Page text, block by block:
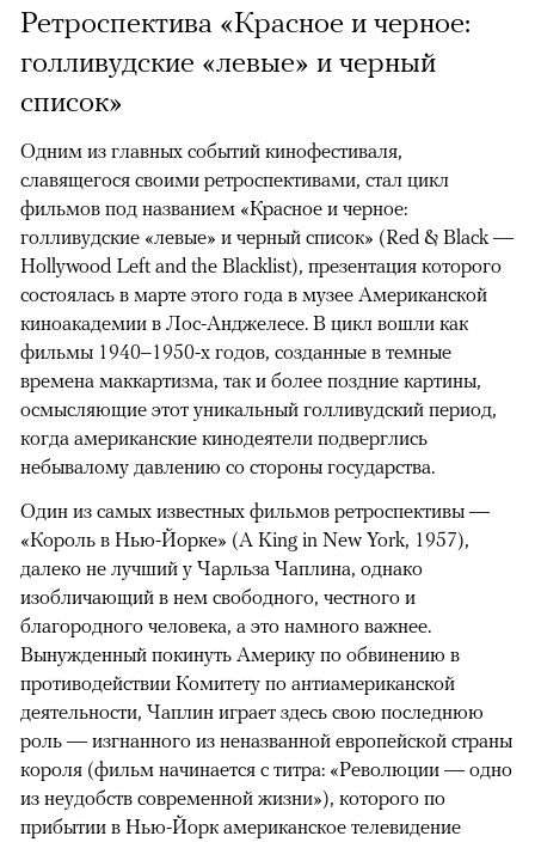
Ретроспектива «Красное и черное:
голливудские «левые» и черный
список»
Одним из главных событий кинофестиваля,
славящегося своими ретроспективами, стал цикл
фильмов под названием «Красное и черное:
голливудские «левые» и черный список» (Red & Black —
Hollywood Left and the Blacklist), презентация которого
состоялась в марте этого года в музее Американской
киноакадемии в Лос-Анджелесе. В цикл вошли как
фильмы 1940–1950-х годов, созданные в темные
времена маккартизма, так и более поздние картины,
осмысляющие этот уникальный голливудский период,
когда американские кинодеятели подверглись
небывалому давлению со стороны государства.
Один из самых известных фильмов ретроспективы —
«Король в Нью-Йорке» (A King in New York, 1957),
далеко не лучший у Чарльза Чаплина, однако
изобличающий в нем свободного, честного и
благородного человека, а это намного важнее.
Вынужденный покинуть Америку по обвинению в
противодействии Комитету по антиамериканской
деятельности, Чаплин играет здесь свою последнюю
роль — изгнанного из неназванной европейской страны
короля (фильм начинается с титра: «Революции — одно
из неудобств современной жизни»), которого по
прибытии в Нью-Йорк американское телевидение